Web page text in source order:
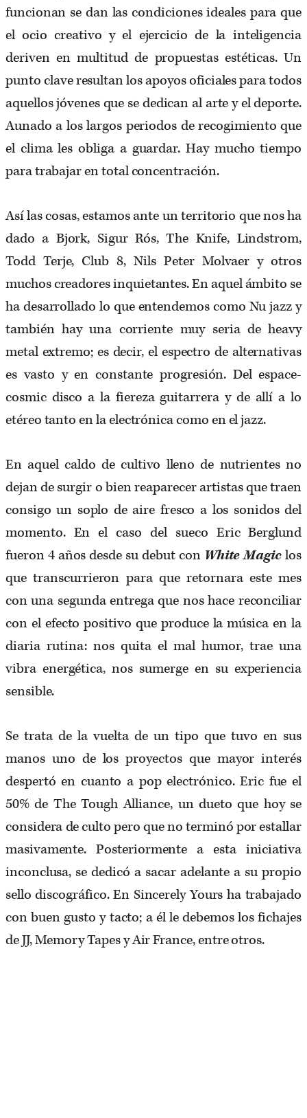
funcionan se dan las condiciones ideales para que
el ocio creativo y el ejercicio de la inteligencia
deriven en multitud de propuestas estéticas. Un
punto clave resultan los apoyos oficiales para todos
aquellos jóvenes que se dedican al arte y el deporte.
Aunado a los largos periodos de recogimiento que
el clima les obliga a guardar. Hay mucho tiempo
para trabajar en total concentración.
Así las cosas, estamos ante un territorio que nos ha
dado a Bjork, Sigur Rós, The Knife, Lindstrom,
Todd Terje, Club 8, Nils Peter Molvaer y otros
muchos creadores inquietantes. En aquel ámbito se
ha desarrollado lo que entendemos como Nu jazz y
también hay una corriente muy seria de heavy
metal extremo; es decir, el espectro de alternativas
es vasto y en constante progresión. Del espace-
cosmic disco a la fiereza guitarrera y de allí a lo
etéreo tanto en la electrónica como en el jazz.
En aquel caldo de cultivo lleno de nutrientes no
dejan de surgir o bien reaparecer artistas que traen
consigo un soplo de aire fresco a los sonidos del
momento. En el caso del sueco Eric Berglund
fueron 4 años desde su debut con White Magiclos
que transcurrieron para que retornara este mes
con una segunda entrega que nos hace reconciliar
con el efecto positivo que produce la música en la
diaria rutina: nos quita el mal humor, trae una
vibra energética, nos sumerge en su experiencia
sensible.
Se trata de la vuelta de un tipo que tuvo en sus
manos uno de los proyectos que mayor interés
despertó en cuanto a pop electrónico. Eric fue el
50% de The Tough Alliance, un dueto que hoy se
considera de culto pero que no terminó por estallar
masivamente. Posteriormente a esta iniciativa
inconclusa, se dedicó a sacar adelante a su propio
sello discográfico. En Sincerely Yours ha trabajado
con buen gusto y tacto; a él le debemos los fichajes
de JJ, Memory Tapes y Air France, entre otros.